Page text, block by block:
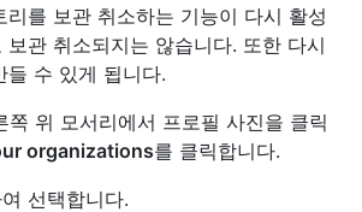
리를 보관 취소하는 기능이 다시 활성
보관 취소되지는 않습니다. 또한 다시
들 수 있게 됩니다.
위 모서리에서 프로필 사진을 클릭
organizations를 클릭합니다.
선택합니다.